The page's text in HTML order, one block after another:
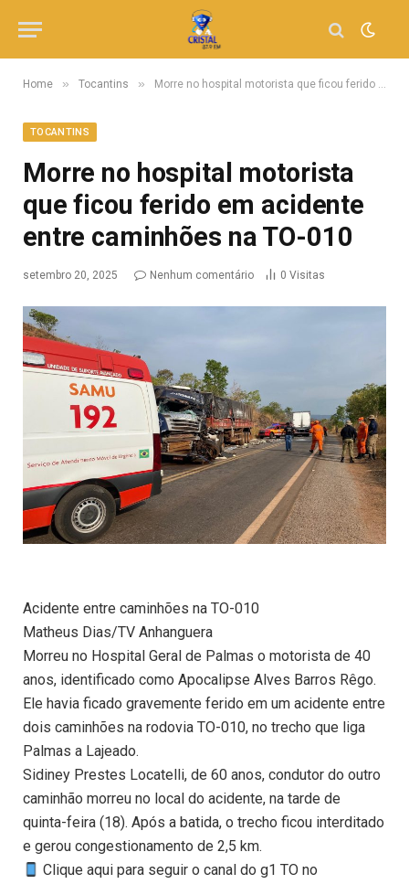
Home » Tocantins » Morre no hospital motorista que ficou ferido em acidente entre caminhões na TO-010
TOCANTINS
Morre no hospital motorista
que ficou ferido em acidente
entre caminhões na TO-010
setembro 20, 2025 Nenhum comentário 0 Visitas
Acidente entre caminhões na TO-010
Matheus Dias/TV Anhanguera
Morreu no Hospital Geral de Palmas o motorista de 40
anos, identificado como Apocalipse Alves Barros Rêgo.
Ele havia ficado gravemente ferido em um acidente entre
dois caminhões na rodovia TO-010, no trecho que liga
Palmas a Lajeado.
Sidiney Prestes Locatelli, de 60 anos, condutor do outro
caminhão morreu no local do acidente, na tarde de
quinta-feira (18). Após a batida, o trecho ficou interditado
e gerou congestionamento de 2,5 km.
Clique aqui para seguir o canal do g1 TO no